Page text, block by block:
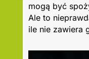
mogą być
Ale to
ile nie zawiera